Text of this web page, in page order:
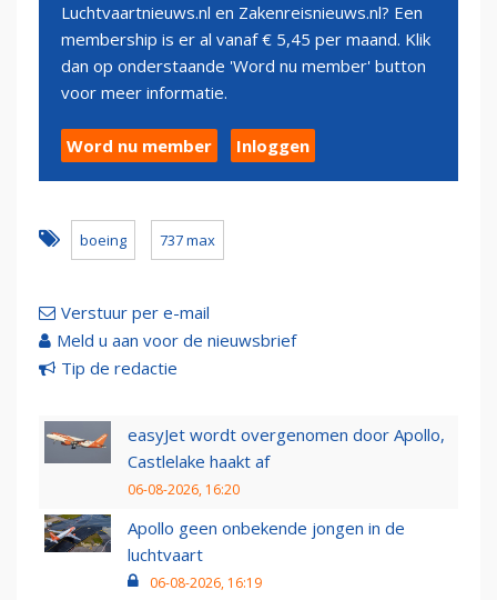
Luchtvaartnieuws.nl en Zakenreisnieuws.nl? Een
membership is er al vanaf € 5,45 per maand. Klik
dan op onderstaande 'Word nu member' button
voor meer informatie.
Word nu member Inloggen
boeing 737 max
Verstuur per e-mail
Meld u aan voor de nieuwsbrief
Tip de redactie
easyJet wordt overgenomen door Apollo,
Castlelake haakt af
06-08-2026, 16:20
Apollo geen onbekende jongen in de
luchtvaart
06-08-2026, 16:19